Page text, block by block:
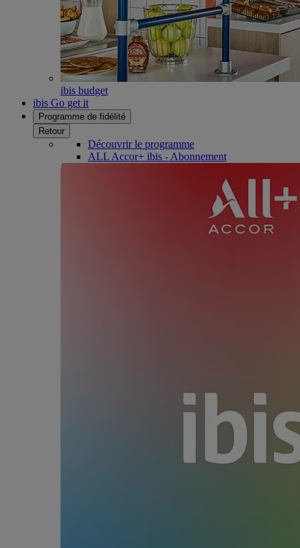
ibis budget
ibis Go get it
Programme de fidélité
Retour
Découvrir le programme
ALL Accor+ ibis - Abonnement